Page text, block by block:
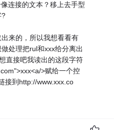
连接的文本？移上去手型
?
来的，所以我想看看有
处理把rul和xxx给分离出
直接吧我读出的这段字符
>赋给一个控
接到http://www.xxx.co